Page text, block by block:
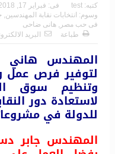
كتبه: test فى: فبراير 17, 2018
وسوم: انتخابات نقابة المهندسين,
فى حب مصر , هانى ضاحى
طباعة
البريد
المهندس هاني
لتوفير فرص عمل
وتنظيم سوق
لاستعادة دور
للدولة في
المهندس جابر